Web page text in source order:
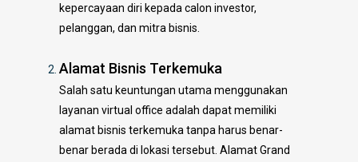
kepercayaan diri kepada calon investor,
pelanggan, dan mitra bisnis.
Alamat Bisnis Terkemuka
Salah satu keuntungan utama menggunakan
layanan virtual office adalah dapat memiliki
alamat bisnis terkemuka tanpa harus benar-
benar berada di lokasi tersebut. Alamat Grand